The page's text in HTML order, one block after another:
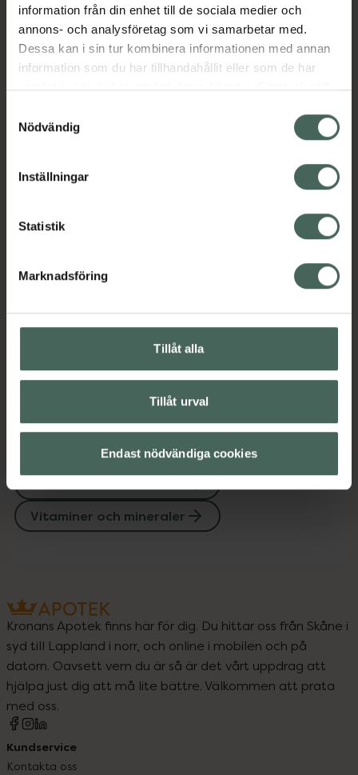
information från din enhet till de sociala medier och
annons- och analysföretag som vi samarbetar med.
Dessa kan i sin tur kombinera informationen med annan
information som du har tillhandahållit eller som de har
samlat in när du har använt deras tjänster. Samtycke till
återkalla ditt samtycke via webbplatsens
cookieinställningar. Ett återkallat samtycke påverkar inte
lagligheten av behandling som skett innan återkallelsen.
Nödvändig
Inställningar
Statistik
Marknadsföring
Tillåt alla
Tillåt urval
Endast nödvändiga cookies
00733739037701
Kategorier:
BetakarotenBetakarotenKost och hälsa
KosttillskottKosttillskottMultivitamin
Vitaminer och mineraler
Innehåll Visa
Visa
Upptäck flera produkter inom
Betakaroten
Kosttillskott
Multivitamin
Multivitamin
Vitaminer och mineraler
Kronans Apotek finns här för dig. Du hittar oss från Skåne i
syd till Lappland i norr, och online i mobilen och på
datorn. Oavsett vem du är så är det vårt uppdrag att
hjälpa just dig att må lite bättre. Välkommen att prata
med oss.
Kundservice
Kontakta oss